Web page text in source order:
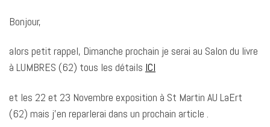
Bonjour,
alors petit rappel, Dimanche prochain je serai au Salon du livre
à LUMBRES (62) tous les détails ICI
et les 22 et 23 Novembre exposition à St Martin AU LaErt
(62) mais j’en reparlerai dans un prochain article .